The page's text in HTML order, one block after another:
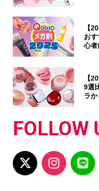
【
お
心
【
9選
ラ
FOLLOW